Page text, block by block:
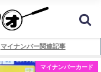
マイナンバー関連記事
マイナンバーカード